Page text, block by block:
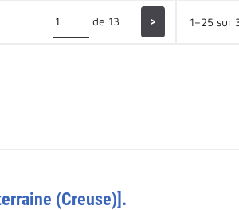
de 13 > 1–25 sur
(Creuse)].